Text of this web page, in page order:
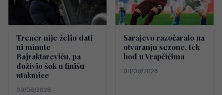
Trener nije želio dati
ni minute
Bajraktareviću, pa
doživio šok u finišu
utakmice
09/08/2026
Sarajevo razočaralo na
otvaranju sezone, tek
bod u Vrapčićima
08/08/2026